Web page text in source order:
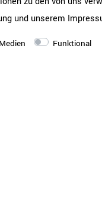
und unserem
Funktional